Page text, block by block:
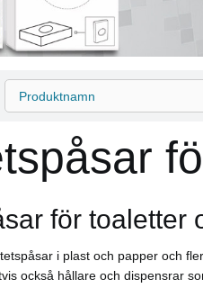
för toaletter
i plast och papper och
också hållare och dispensrar